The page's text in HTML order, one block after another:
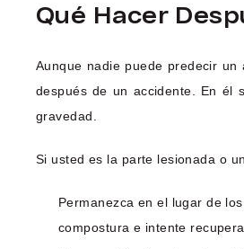
Qué Hacer
Aunque nadie puede predecir
después de un accidente. En él
gravedad.
Si usted es la parte lesionada o
Permanezca en el lugar de
compostura e intente